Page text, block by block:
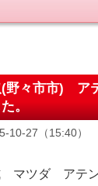
(野々市市)
。
10-27（15:40）
マツダ アテ